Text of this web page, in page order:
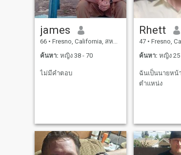
james
66 • Fresno, California, สหรัฐอเมริกา
ค้นหา: หญิง 38 - 70
ไม่มีคำตอบ
Rhett
47 • Fresno,
ค้นหา: หญิง 25
ฉันเป็นนายหน้
ตำแหน่ง